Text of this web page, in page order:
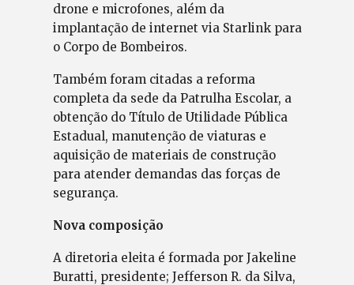
drone e microfones, além da
implantação de internet via Starlink para
o Corpo de Bombeiros.
Também foram citadas a reforma
completa da sede da Patrulha Escolar, a
obtenção do Título de Utilidade Pública
Estadual, manutenção de viaturas e
aquisição de materiais de construção
para atender demandas das forças de
segurança.
Nova composição
A diretoria eleita é formada por Jakeline
Buratti, presidente; Jefferson R. da Silva,